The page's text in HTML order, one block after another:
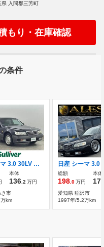
県 入間郡三芳町
もり・在庫確認
条件
日産 シーマ 3.0 30LV ターボ クルーズコントロール
本体
136 .2 万円
き市
km
総額
198 .0万円
本体
愛知県 稲沢市
1997年/5.2万km